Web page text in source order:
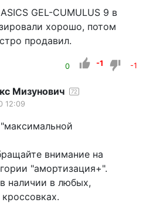
GEL-CUMULUS 9 в
хорошо, потом
продавил.
0 -1 -1
Мизунович 72
12:09
внимание на
"амортизация+".
наличии в любых,